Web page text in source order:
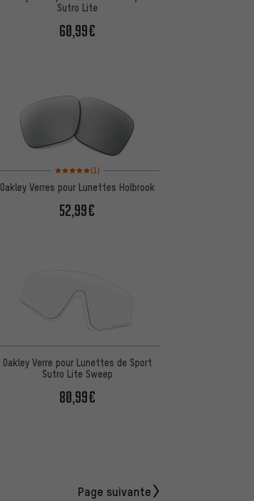
Sutro Lite
60,99€
Note moyenne : 5 sur 5 d'après 1 avis
(1)
Oakley Verres pour Lunettes Holbrook
52,99€
Oakley Verre pour Lunettes de Sport
Sutro Lite Sweep
80,99€
Page suivante